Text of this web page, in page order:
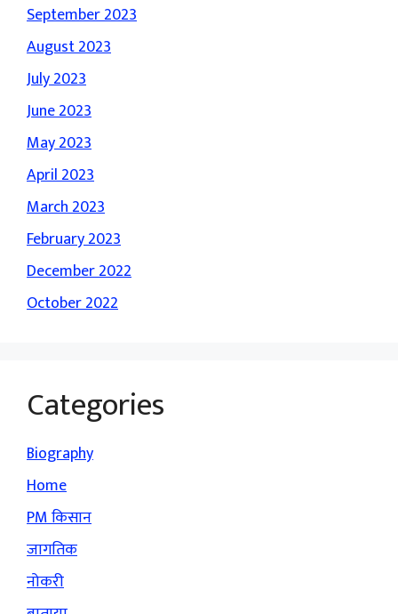
September 2023
August 2023
July 2023
June 2023
May 2023
April 2023
March 2023
February 2023
December 2022
October 2022
Categories
Biography
Home
PM किसान
जागतिक
नोकरी